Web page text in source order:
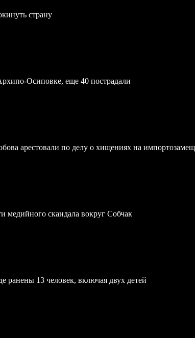
страну
Осиповке, еще 40 пострадали
арестовали по делу о хищениях на
медийного скандала вокруг Собчак
ранены 13 человек, включая двух детей